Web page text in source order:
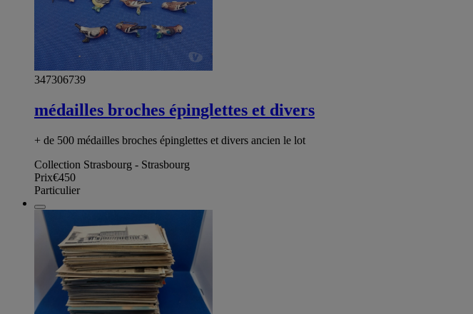
347306739
médailles broches épinglettes et divers
+ de 500 médailles broches épinglettes et divers ancien le lot
Collection Strasbourg - Strasbourg
Prix€450
Particulier